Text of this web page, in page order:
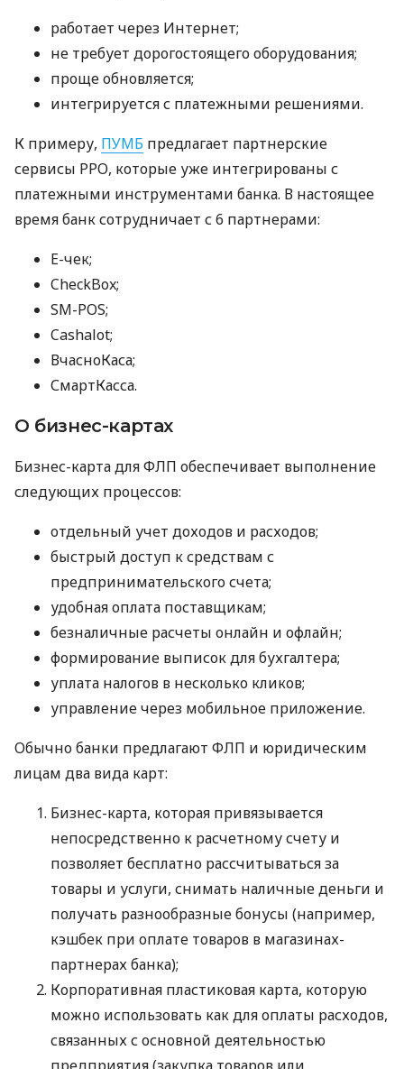
работает через Интернет;
не требует дорогостоящего оборудования;
проще обновляется;
интегрируется с платежными решениями.
К примеру, ПУМБ предлагает партнерские
сервисы РРО, которые уже интегрированы с
платежными инструментами банка. В настоящее
время банк сотрудничает с 6 партнерами:
E-чек;
CheckBox;
SM-POS;
Cashalot;
ВчасноКаса;
СмартКасса.
О бизнес-картах
Бизнес-карта для ФЛП обеспечивает выполнение
следующих процессов:
отдельный учет доходов и расходов;
быстрый доступ к средствам с
предпринимательского счета;
удобная оплата поставщикам;
безналичные расчеты онлайн и офлайн;
формирование выписок для бухгалтера;
уплата налогов в несколько кликов;
управление через мобильное приложение.
Обычно банки предлагают ФЛП и юридическим
лицам два вида карт:
Бизнес-карта, которая привязывается
непосредственно к расчетному счету и
позволяет бесплатно рассчитываться за
товары и услуги, снимать наличные деньги и
получать разнообразные бонусы (например,
кэшбек при оплате товаров в магазинах-
партнерах банка);
Корпоративная пластиковая карта, которую
можно использовать как для оплаты расходов,
связанных с основной деятельностью